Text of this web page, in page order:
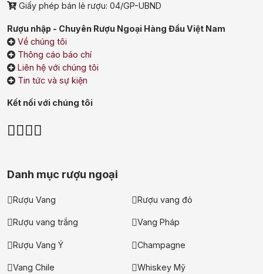
Giấy phép bán lẻ rượu: 04/GP-UBND
Rượu nhập - Chuyên Rượu Ngoại Hàng Đầu Việt Nam
Về chúng tôi
Thông cáo báo chí
Liên hệ với chúng tôi
Tin tức và sự kiện
Kết nối với chúng tôi
Danh mục rượu ngoại
Rượu Vang Rượu vang đỏ
Rượu vang trắng Vang Pháp
Rượu Vang Ý Champagne
Vang Chile Whiskey Mỹ